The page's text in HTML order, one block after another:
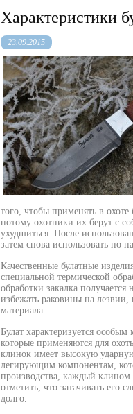
Характеристики
23.09.2015
того, чтобы применять в
потому охотники их берут с
ухудшиться. После
затем снова использовать по
Качественные булатные
специальной термической
обработки закалка
избежать раковины на
материала.
Булат характеризуется
которые применяются для
клинок имеет высокую
легирующим компонентам,
производства, каждый клином
отметить, что затачивать его
долго.